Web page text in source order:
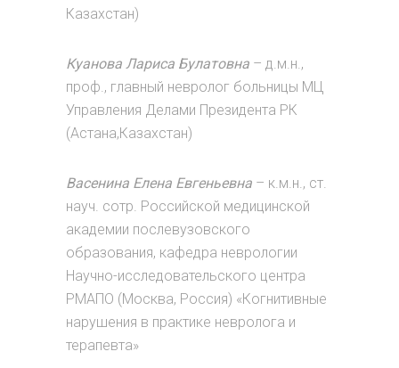
Казахстан)
Куанова Лариса Булатовна – д.м.н.,
проф., главный невролог больницы МЦ
Управления Делами Президента РК
(Астана,Казахстан)
Васенина Елена Евгеньевна – к.м.н., ст.
науч. сотр. Российской медицинской
академии послевузовского
образования, кафедра неврологии
Научно-исследовательского центра
РМАПО (Москва, Россия) «Когнитивные
нарушения в практике невролога и
терапевта»